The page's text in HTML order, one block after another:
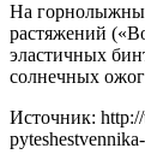
На
растяжений
эластичных
солнечных
Источник: